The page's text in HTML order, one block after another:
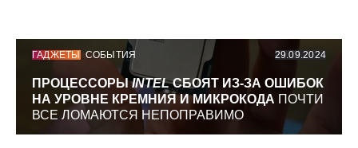
ГАДЖЕТЫ СОБЫТИЯ 29.09.2024
ПРОЦЕССОРЫINTELСБОЯТ ИЗ-ЗА ОШИБОК
НА УРОВНЕ КРЕМНИЯ И МИКРОКОДА ПОЧТИ
ВСЕ ЛОМАЮТСЯ НЕПОПРАВИМО